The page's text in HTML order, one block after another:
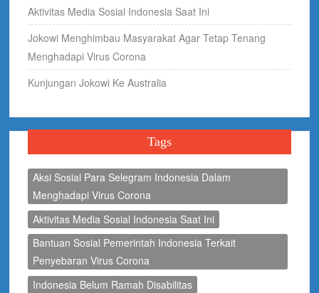
Aktivitas Media Sosial Indonesia Saat Ini
Jokowi Menghimbau Masyarakat Agar Tetap Tenang
Menghadapi Virus Corona
Kunjungan Jokowi Ke Australia
Tags
Aksi Sosial Para Selegram Indonesia Dalam
Menghadapi Virus Corona
Aktivitas Media Sosial Indonesia Saat Ini
Bantuan Sosial Pemerintah Indonesia Terkait
Penyebaran Virus Corona
Indonesia Belum Ramah Disabilitas